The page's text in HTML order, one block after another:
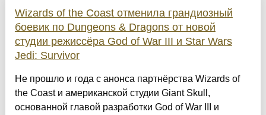
Wizards of the Coast отменила грандиозный
боевик по Dungeons & Dragons от новой
студии режиссёра God of War III и Star Wars
Jedi: Survivor
Не прошло и года с анонса партнёрства Wizards of
the Coast и американской студии Giant Skull,
основанной главой разработки God of War III и